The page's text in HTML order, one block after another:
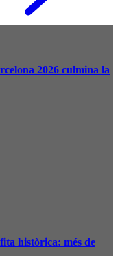
2026 culmina la
històrica: més de